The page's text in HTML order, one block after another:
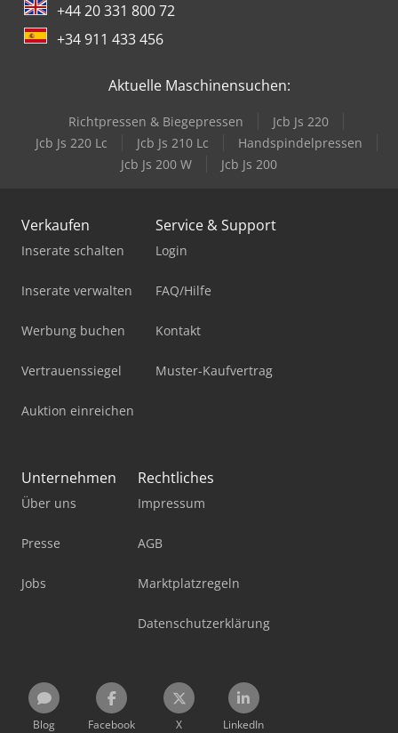
+44 20 331 800 72
+34 911 433 456
Aktuelle Maschinensuchen:
Richtpressen & Biegepressen
Jcb Js 220
Jcb Js 220 Lc
Jcb Js 210 Lc
Handspindelpressen
Jcb Js 200 W
Jcb Js 200
Verkaufen
Inserate schalten
Inserate verwalten
Werbung buchen
Vertrauenssiegel
Auktion einreichen
Service & Support
Login
FAQ/Hilfe
Kontakt
Muster-Kaufvertrag
Unternehmen
Über uns
Presse
Jobs
Rechtliches
Impressum
AGB
Marktplatzregeln
Datenschutzerklärung
Blog Facebook X LinkedIn